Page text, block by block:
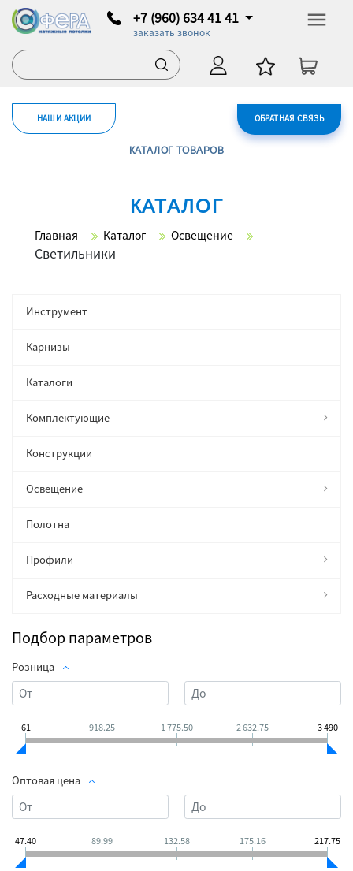
+7 (960) 634 41 41
заказать звонок
ОБРАТНАЯ СВЯЗЬ
НАШИ АКЦИИ
КАТАЛОГ ТОВАРОВ
КАТАЛОГ
Главная Каталог Освещение
Светильники
Инструмент
Карнизы
Каталоги
Комплектующие
Конструкции
Освещение
Полотна
Профили
Расходные материалы
Подбор параметров
Розница
61 918.25 1 775.50 2 632.75 3 490
Оптовая цена
47.40 89.99 132.58 175.16 217.75